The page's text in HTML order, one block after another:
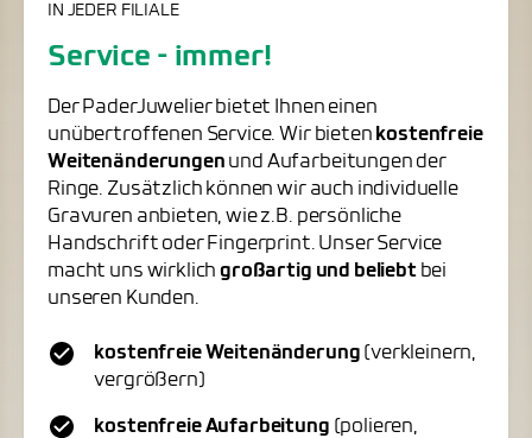
IN JEDER FILIALE
Service - immer!
Der PaderJuwelier bietet Ihnen einen
unübertroffenen Service. Wir bieten kostenfreie
Weitenänderungen und Aufarbeitungen der
Ringe. Zusätzlich können wir auch individuelle
Gravuren anbieten, wie z.B. persönliche
Handschrift oder Fingerprint. Unser Service
macht uns wirklichgroßartig und beliebtbei
unseren Kunden.
kostenfreie Weitenänderung (verkleinern,
vergrößern)
kostenfreie Aufarbeitung (polieren,